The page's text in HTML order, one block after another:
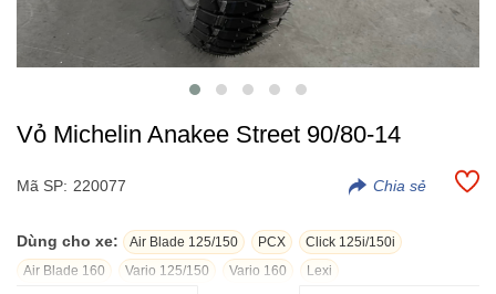
Vỏ Michelin Anakee Street 90/80-14
Mã SP: 220077
Dùng cho xe: Air Blade 125/150 PCX
Click 125i/150i
Air Blade 160
Vario 125/150 Vario 160 Lexi